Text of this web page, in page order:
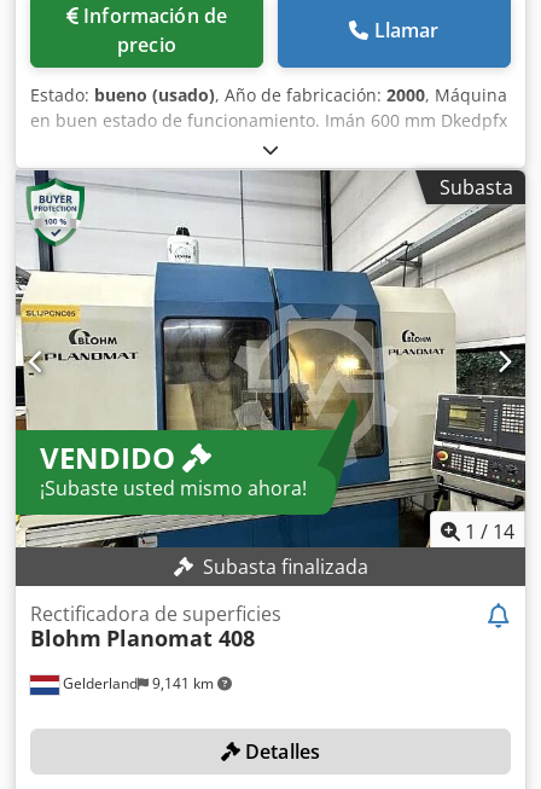
Información de
precio
Llamar
Estado: bueno (usado), Año de fabricación: 2000, Máquina
en buen estado de funcionamiento. Imán 600 mm Dkedpfx
Subasta
VENDIDO
¡Subaste usted mismo ahora!
1 / 14
Subasta finalizada
Gelderland 9,141 km
Rectificadora de superficies
Blohm Planomat 408
Detalles